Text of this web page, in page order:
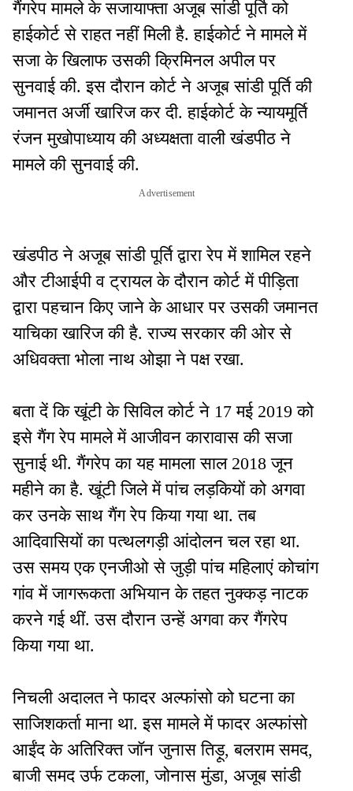
गैंगरेप मामले के सजायाफ्ता अजूब सांडी पूर्ति को
हाईकोर्ट से राहत नहीं मिली है. हाईकोर्ट ने मामले में
सजा के खिलाफ उसकी क्रिमिनल अपील पर
सुनवाई की. इस दौरान कोर्ट ने अजूब सांडी पूर्ति की
जमानत अर्जी खारिज कर दी. हाईकोर्ट के न्यायमूर्ति
रंजन मुखोपाध्याय की अध्यक्षता वाली खंडपीठ ने
मामले की सुनवाई की.
Advertisement
खंडपीठ ने अजूब सांडी पूर्ति द्वारा रेप में शामिल रहने
और टीआईपी व ट्रायल के दौरान कोर्ट में पीड़िता
द्वारा पहचान किए जाने के आधार पर उसकी जमानत
याचिका खारिज की है. राज्य सरकार की ओर से
अधिवक्ता भोला नाथ ओझा ने पक्ष रखा.
बता दें कि खूंटी के सिविल कोर्ट ने 17 मई 2019 को
इसे गैंग रेप मामले में आजीवन कारावास की सजा
सुनाई थी. गैंगरेप का यह मामला साल 2018 जून
महीने का है. खूंटी जिले में पांच लड़कियों को अगवा
कर उनके साथ गैंग रेप किया गया था. तब
आदिवासियों का पत्थलगड़ी आंदोलन चल रहा था.
उस समय एक एनजीओ से जुड़ी पांच महिलाएं कोचांग
गांव में जागरूकता अभियान के तहत नुक्कड़ नाटक
करने गई थीं. उस दौरान उन्हें अगवा कर गैंगरेप
किया गया था.
निचली अदालत ने फादर अल्फांसो को घटना का
साजिशकर्ता माना था. इस मामले में फादर अल्फांसो
आईंद के अतिरिक्त जॉन जुनास तिड़ू, बलराम समद,
बाजी समद उर्फ टकला, जोनास मुंडा, अजूब सांडी